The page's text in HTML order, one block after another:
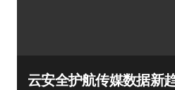
云安全护航传媒数据新